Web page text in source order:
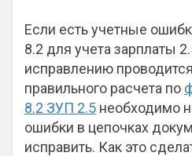
Если есть учетные
8.2 для учета зарплаты
исправлению
правильного расчета по
8.2 ЗУП 2.5 необходимо
ошибки в цепочках
исправить. Как это